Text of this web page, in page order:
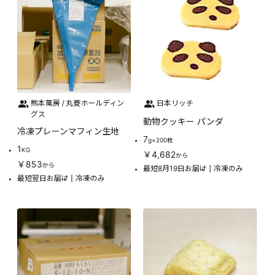
熊本菓房 / 丸菱ホールディン
グス
冷凍プレーンマフィン生地
1KG
￥853から
最短翌日お届け 冷凍のみ
日本リッチ
動物クッキー パンダ
7g×200枚
￥4,682から
最短8月19日お届け 冷凍のみ